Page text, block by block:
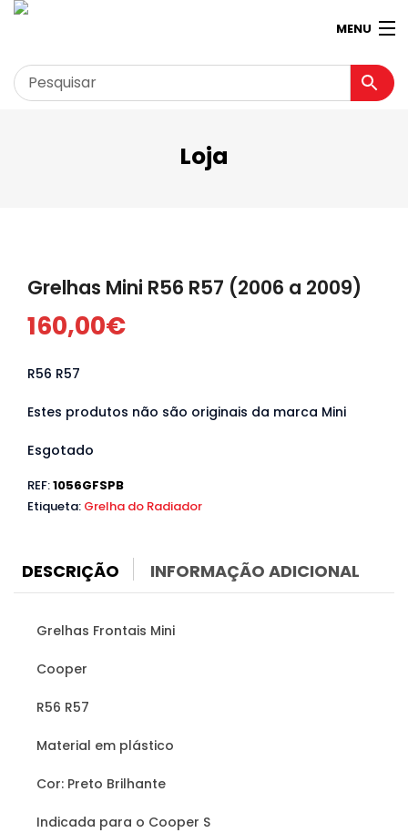
MENU
Garagem
Loja Virtual 360º
Loja
Grelhas Mini R56 R57 (2006 a 2009)
160,00€
R56 R57
Estes produtos não são originais da marca Mini
Esgotado
REF:1056GFSPB
Etiqueta: Grelha do Radiador
DESCRIÇÃO INFORMAÇÃO ADICIONAL
Grelhas Frontais Mini
Cooper
R56 R57
Material em plástico
Cor: Preto Brilhante
Indicada para o Cooper S